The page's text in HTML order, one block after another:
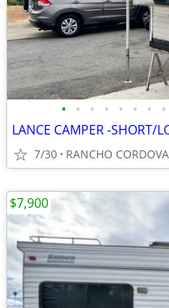
• • • • • • • •
7/30 RANCHO
$7,900